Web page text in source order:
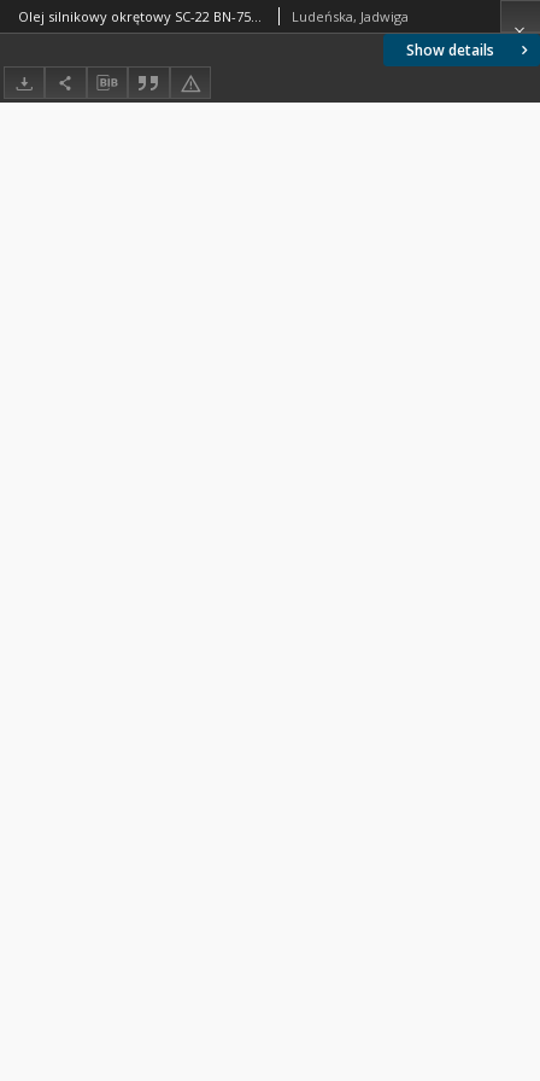
Show details
Olej silnikowy okrętowy SC-22 BN-75/0535-42 Ludeńska, Jadwiga